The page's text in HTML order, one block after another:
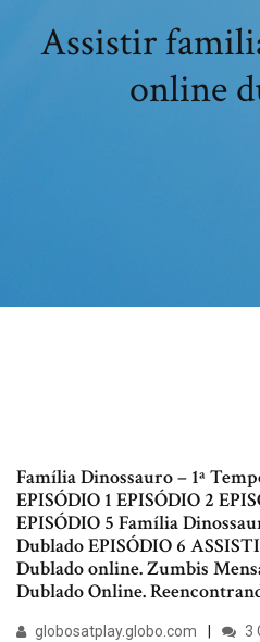
Assistir
online
Família Dinossauro – 1ª
EPISÓDIO 1 EPISÓDIO 2
EPISÓDIO 5 Família
Dublado EPISÓDIO 6
Dublado online. Zumbis
Dublado Online.
globosatplay.globo.com 3